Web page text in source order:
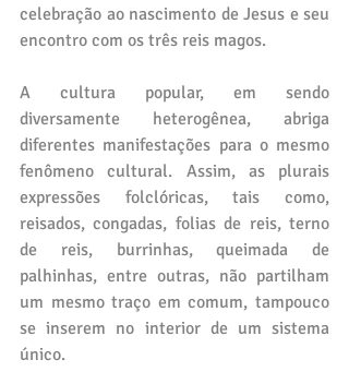
celebração ao nascimento de Jesus e seu
encontro com os três reis magos.
A cultura popular, em sendo
diversamente heterogênea, abriga
diferentes manifestações para o mesmo
fenômeno cultural. Assim, as plurais
expressões folclóricas, tais como,
reisados, congadas, folias de reis, terno
de reis, burrinhas, queimada de
palhinhas, entre outras, não partilham
um mesmo traço em comum, tampouco
se inserem no interior de um sistema
único.